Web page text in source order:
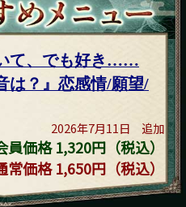
て、でも好き……
は？』恋感情/願望/
2026年7月11日 追加
価格 1,320円（税込）
価格 1,650円（税込）